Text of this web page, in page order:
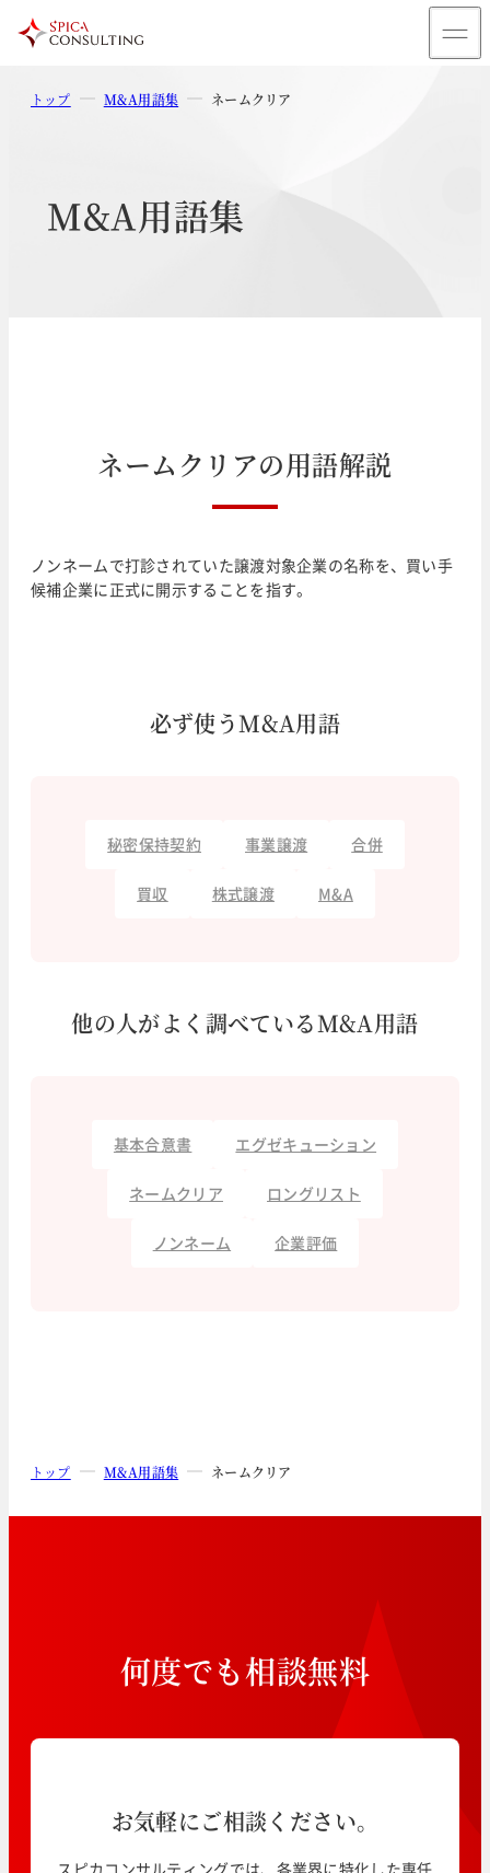
トップ M&A用語集 ネームクリア
M&A用語集
ネームクリアの用語解説
ノンネームで打診されていた譲渡対象企業の名称を、買い手
候補企業に正式に開示することを指す。
必ず使うM&A用語
秘密保持契約 事業譲渡 合併
買収 株式譲渡 M&A
他の人がよく調べているM&A用語
基本合意書 エグゼキューション
ネームクリア ロングリスト
ノンネーム 企業評価
トップ M&A用語集 ネームクリア
何度でも相談無料
お気軽にご相談ください。